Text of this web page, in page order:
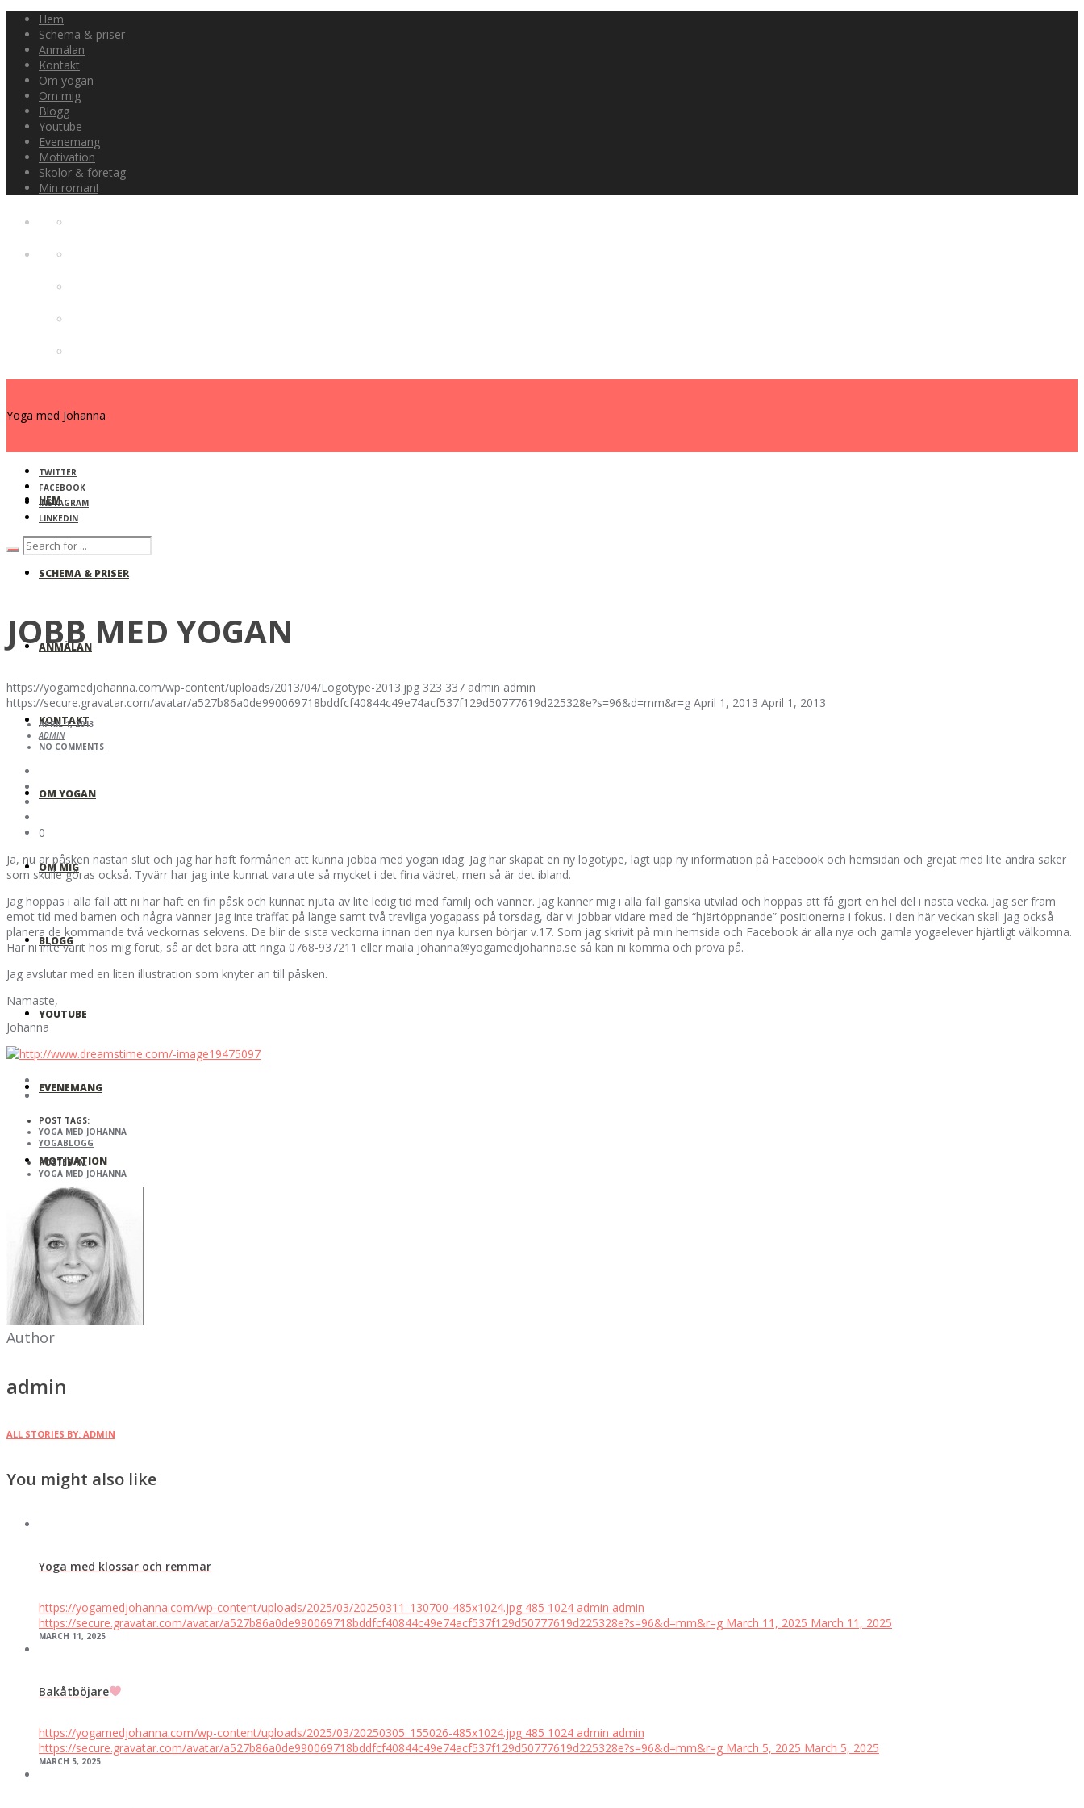
Hem
Schema & priser
Anmälan
Kontakt
Om yogan
Om mig
Blogg
Youtube
Evenemang
Motivation
Skolor & företag
Min roman!
Yoga med Johanna
HEM
SCHEMA & PRISER
ANMÄLAN
KONTAKT
OM YOGAN
OM MIG
BLOGG
YOUTUBE
EVENEMANG
MOTIVATION
SKOLOR & FÖRETAG
MIN ROMAN!
TWITTER
FACEBOOK
INSTAGRAM
LINKEDIN
JOBB MED YOGAN
https://yogamedjohanna.com/wp-content/uploads/2013/04/Logotype-2013.jpg 323 337 admin admin
https://secure.gravatar.com/avatar/a527b86a0de990069718bddfcf40844c49e74acf537f129d50777619d225328e?s=96&d=mm&r=g April 1, 2013 April 1, 2013
APRIL 1, 2013
ADMIN
NO COMMENTS
0
Ja, nu är påsken nästan slut och jag har haft förmånen att kunna jobba med yogan idag. Jag har skapat en ny logotype, lagt upp ny information på Facebook och hemsidan och grejat med lite andra saker
som skulle göras också. Tyvärr har jag inte kunnat vara ute så mycket i det fina vädret, men så är det ibland.
Jag hoppas i alla fall att ni har haft en fin påsk och kunnat njuta av lite ledig tid med familj och vänner. Jag känner mig i alla fall ganska utvilad och hoppas att få gjort en hel del i nästa vecka. Jag ser fram
emot tid med barnen och några vänner jag inte träffat på länge samt två trevliga yogapass på torsdag, där vi jobbar vidare med de “hjärtöppnande” positionerna i fokus. I den här veckan skall jag också
planera de kommande två veckornas sekvens. De blir de sista veckorna innan den nya kursen börjar v.17. Som jag skrivit på min hemsida och Facebook är alla nya och gamla yogaelever hjärtligt välkomna.
Har ni inte varit hos mig förut, så är det bara att ringa 0768-937211 eller maila johanna@yogamedjohanna.se så kan ni komma och prova på.
Jag avslutar med en liten illustration som knyter an till påsken.
Namaste,
Johanna
POST TAGS:
YOGA MED JOHANNA
YOGABLOGG
POSTED IN:
YOGA MED JOHANNA
Author
admin
ALL STORIES BY: ADMIN
You might also like
Yoga med klossar och remmar
https://yogamedjohanna.com/wp-content/uploads/2025/03/20250311_130700-485x1024.jpg 485 1024 admin admin
https://secure.gravatar.com/avatar/a527b86a0de990069718bddfcf40844c49e74acf537f129d50777619d225328e?s=96&d=mm&r=g March 11, 2025 March 11, 2025
MARCH 11, 2025
Bakåtböjare
https://yogamedjohanna.com/wp-content/uploads/2025/03/20250305_155026-485x1024.jpg 485 1024 admin admin
https://secure.gravatar.com/avatar/a527b86a0de990069718bddfcf40844c49e74acf537f129d50777619d225328e?s=96&d=mm&r=g March 5, 2025 March 5, 2025
MARCH 5, 2025